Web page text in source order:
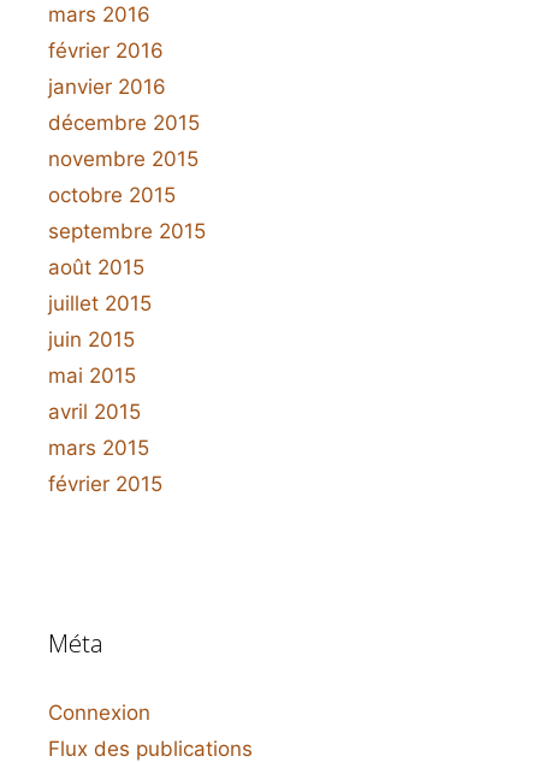
mars 2016
février 2016
janvier 2016
décembre 2015
novembre 2015
octobre 2015
septembre 2015
août 2015
juillet 2015
juin 2015
mai 2015
avril 2015
mars 2015
février 2015
Méta
Connexion
Flux des publications